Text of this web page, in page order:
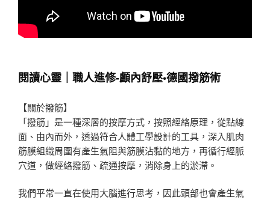
閱讀心靈｜職人進修-顱內舒壓•德國撥筋術
【關於撥筋】
「撥筋」是一種深層的按摩方式，按照經絡原理，從點線
面、由內而外，透過符合人體工學設計的工具，深入肌肉
筋膜組織周圍有產生氣阻與筋膜沾黏的地方，再循行經脈
穴道，做經絡撥筋、疏通按摩，消除身上的淤滯。
我們平常一直在使用大腦進行思考，因此頭部也會產生氣